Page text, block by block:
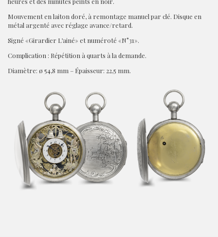
Mouvement en laiton doré, à remontage manuel par clé. Disque en
métal argenté avec réglage avance/retard.
Signé «Girardier L’ainé» et numéroté «N°31».
Complication : Répétition à quarts à la demande.
Diamètre: ø 54,8 mm – Épaisseur: 22,5 mm.